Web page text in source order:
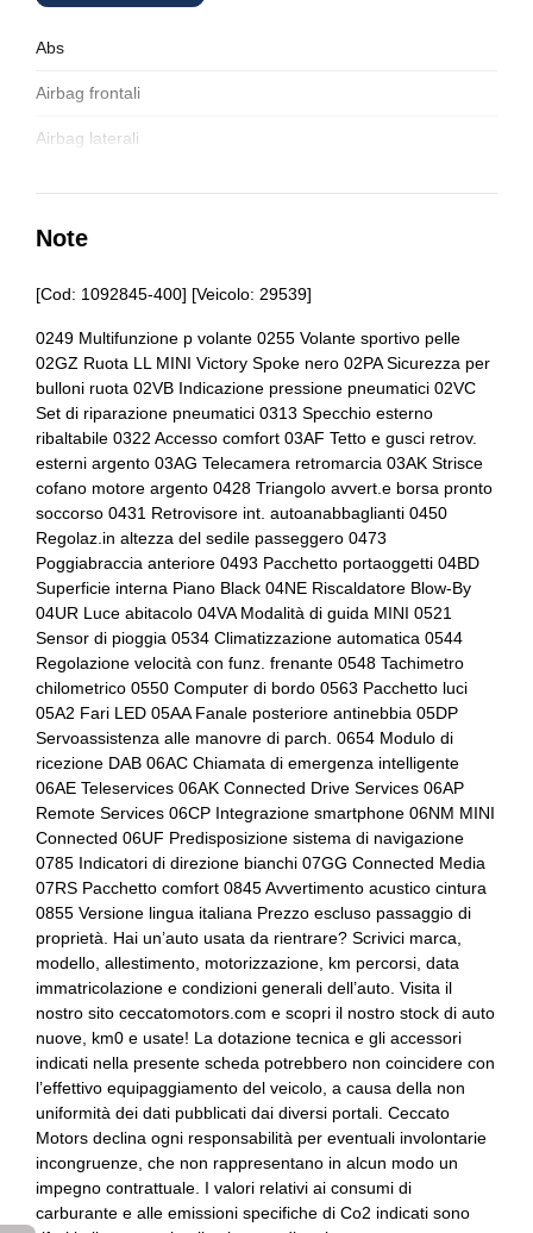
Alzacristalli elettrici
Antifurto
Apple car play e android auto
Bagagliaio apribile elettricamente
Cerchi in lega
Chiavi e telecomandi
Chiusura centralizzata
Cinture di sicurezza
Computer di bordo
Console centrale multifunzione
Cromature esterne
Fari a led
Fari con accensione automatica + sensore pioggia
Freni a disco
Illuminazione abitacolo
Illuminazione bagagliaio
Impianto audio con touchscreen
Indicatore cambio marcia
Interni in tessuto
Interni personalizzazione colori
Kit emergenza
Pacchetto
Pacchetto sicurezza
Portabicchiere
Abs
Airbag frontali
Airbag laterali
Alette parasole
Assale anteriore a snodo singolo e montanti molleggiati
Assale posteriore a bracci multipli
Bracciolo anteriore
Cambio manuale
Cerchi in lega da 16
Chiavi e telecomandi
Chiusura centralizzata
Climatizzatore automatico a due zone
Comandi al volante
Computer di bordo
Condition based service
Connessione ios - android
Controllo della frenata
Controllo della stabilità
Controllo della stabilità e della trazione
Cromature esterne
Fari a led
Fari automatici e sensore pioggia
Note
[Cod: 1092845-400] [Veicolo: 29539]
0249 Multifunzione p volante 0255 Volante sportivo pelle
02GZ Ruota LL MINI Victory Spoke nero 02PA Sicurezza per
bulloni ruota 02VB Indicazione pressione pneumatici 02VC
Set di riparazione pneumatici 0313 Specchio esterno
ribaltabile 0322 Accesso comfort 03AF Tetto e gusci retrov.
esterni argento 03AG Telecamera retromarcia 03AK Strisce
cofano motore argento 0428 Triangolo avvert.e borsa pronto
soccorso 0431 Retrovisore int. autoanabbaglianti 0450
Regolaz.in altezza del sedile passeggero 0473
Poggiabraccia anteriore 0493 Pacchetto portaoggetti 04BD
Superficie interna Piano Black 04NE Riscaldatore Blow-By
04UR Luce abitacolo 04VA Modalità di guida MINI 0521
Sensor di pioggia 0534 Climatizzazione automatica 0544
Regolazione velocità con funz. frenante 0548 Tachimetro
chilometrico 0550 Computer di bordo 0563 Pacchetto luci
05A2 Fari LED 05AA Fanale posteriore antinebbia 05DP
Servoassistenza alle manovre di parch. 0654 Modulo di
ricezione DAB 06AC Chiamata di emergenza intelligente
06AE Teleservices 06AK Connected Drive Services 06AP
Remote Services 06CP Integrazione smartphone 06NM MINI
Connected 06UF Predisposizione sistema di navigazione
0785 Indicatori di direzione bianchi 07GG Connected Media
07RS Pacchetto comfort 0845 Avvertimento acustico cintura
0855 Versione lingua italiana Prezzo escluso passaggio di
proprietà. Hai un’auto usata da rientrare? Scrivici marca,
modello, allestimento, motorizzazione, km percorsi, data
immatricolazione e condizioni generali dell’auto. Visita il
nostro sito ceccatomotors.com e scopri il nostro stock di auto
nuove, km0 e usate! La dotazione tecnica e gli accessori
indicati nella presente scheda potrebbero non coincidere con
l’effettivo equipaggiamento del veicolo, a causa della non
uniformità dei dati pubblicati dai diversi portali. Ceccato
Motors declina ogni responsabilità per eventuali involontarie
incongruenze, che non rappresentano in alcun modo un
impegno contrattuale. I valori relativi ai consumi di
carburante e alle emissioni specifiche di Co2 indicati sono